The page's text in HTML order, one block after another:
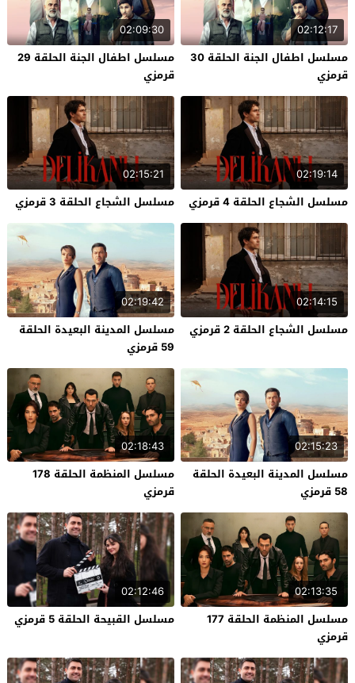
02:12:17
مسلسل اطفال الجنة الحلقة 30
قرمزي
02:09:30
مسلسل اطفال الجنة الحلقة 29
قرمزي
02:19:14
مسلسل الشجاع الحلقة 4 قرمزي
02:15:21
مسلسل الشجاع الحلقة 3 قرمزي
02:14:15
مسلسل الشجاع الحلقة 2 قرمزي
02:19:42
مسلسل المدينة البعيدة الحلقة
59 قرمزي
02:15:23
مسلسل المدينة البعيدة الحلقة
58 قرمزي
02:18:43
مسلسل المنظمة الحلقة 178
قرمزي
02:13:35
مسلسل المنظمة الحلقة 177
قرمزي
02:12:46
مسلسل القبيحة الحلقة 5 قرمزي